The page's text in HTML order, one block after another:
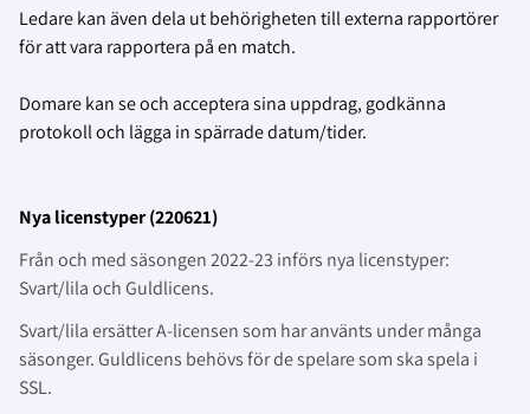
Ledare kan även dela ut behörigheten till externa rapportörer
för att vara rapportera på en match.
Domare kan se och acceptera sina uppdrag, godkänna
protokoll och lägga in spärrade datum/tider.
Nya licenstyper (220621)
Från och med säsongen 2022-23 införs nya licenstyper:
Svart/lila och Guldlicens.
Svart/lila ersätter A-licensen som har använts under många
säsonger. Guldlicens behövs för de spelare som ska spela i
SSL.